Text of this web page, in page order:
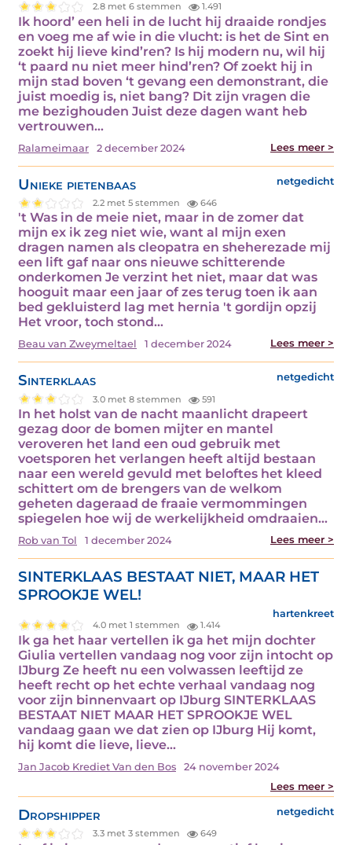
2.8 met 6 stemmen 1.491
Ik hoord’ een heli in de lucht hij draaide rondjes
en voeg me af wie in die vlucht: is het de Sint en
zoekt hij lieve kind’ren? Is hij modern nu, wil hij
‘t paard nu niet meer hind’ren? Of zoekt hij in
mijn stad boven ‘t gevang een demonstrant, die
juist moedig is, niet bang? Dit zijn vragen die
me bezighouden Juist deze dagen want heb
vertrouwen…
Ralameimaar 2 december 2024 Lees meer >
Unieke pietenbaas netgedicht
2.2 met 5 stemmen 646
't Was in de meie niet, maar in de zomer dat
mijn ex ik zeg niet wie, want al mijn exen
dragen namen als cleopatra en sheherezade mij
een lift gaf naar ons nieuwe schitterende
onderkomen Je verzint het niet, maar dat was
hooguit maar een jaar of zes terug toen ik aan
bed gekluisterd lag met hernia 't gordijn opzij
Het vroor, toch stond…
Beau van Zweymeltael 1 december 2024 Lees meer >
Sinterklaas netgedicht
3.0 met 8 stemmen 591
In het holst van de nacht maanlicht drapeert
gezag door de bomen mijter en mantel
veroveren het land een oud gebruik met
voetsporen het verlangen heeft altijd bestaan
naar een wereld gevuld met beloftes het kleed
schittert om de brengers van de welkom
geheten dageraad de fraaie vermommingen
spiegelen hoe wij de werkelijkheid omdraaien…
Rob van Tol 1 december 2024 Lees meer >
SINTERKLAAS BESTAAT NIET, MAAR HET
SPROOKJE WEL!
hartenkreet
4.0 met 1 stemmen 1.414
Ik ga het haar vertellen ik ga het mijn dochter
Giulia vertellen vandaag nog voor zijn intocht op
IJburg Ze heeft nu een volwassen leeftijd ze
heeft recht op het echte verhaal vandaag nog
voor zijn binnenvaart op IJburg SINTERKLAAS
BESTAAT NIET MAAR HET SPROOKJE WEL
vandaag gaan we dat zien op IJburg Hij komt,
hij komt die lieve, lieve…
Jan Jacob Krediet Van den Bos
24 november 2024
Lees meer >
Dropshipper netgedicht
3.3 met 3 stemmen 649